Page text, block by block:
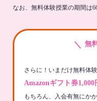
なお、無料体験授業の期間は
＼ 無
さらに！いまだけ無料体
Amazonギフト券1,000
もちろん、入会有無にか